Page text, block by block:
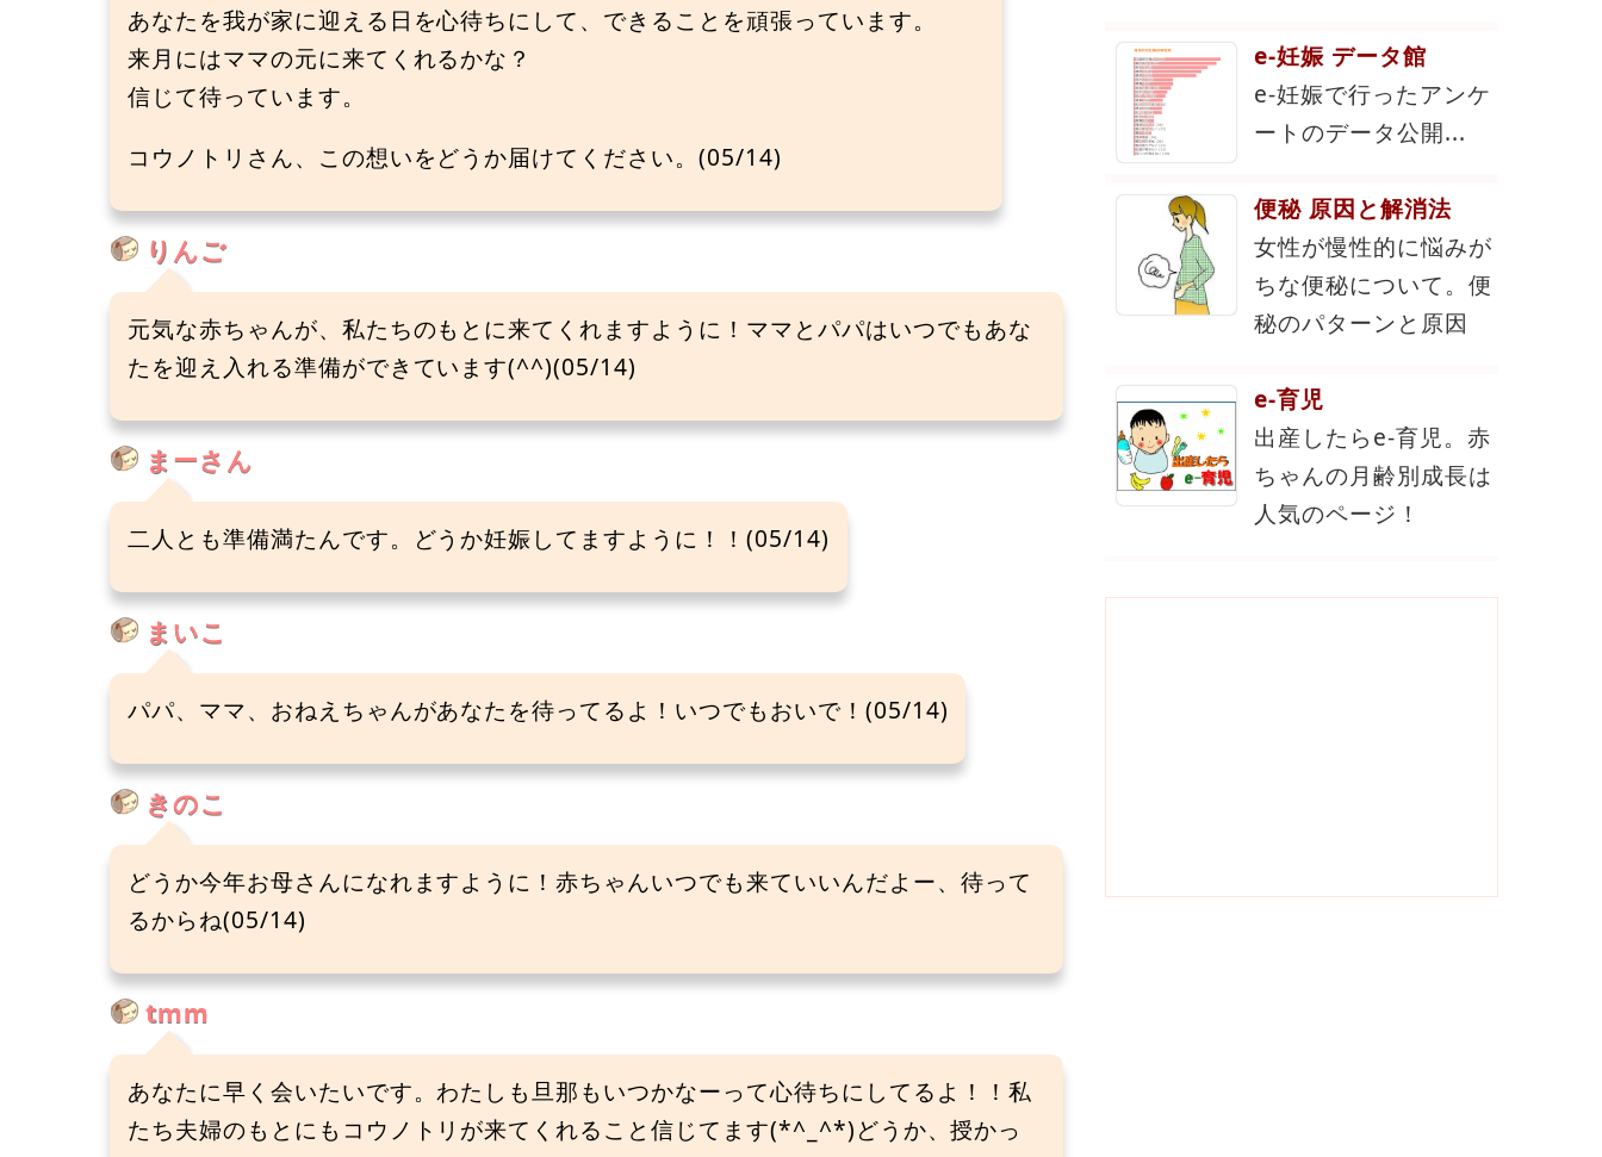
あなたを我が家に迎える日を心待ちにして、できることを頑張っています。
来月にはママの元に来てくれるかな？
信じて待っています。
コウノトリさん、この想いをどうか届けてください。(05/14)
りんご
元気な赤ちゃんが、私たちのもとに来てくれますように！ママとパパはいつでもあな
たを迎え入れる準備ができています(^^)(05/14)
まーさん
二人とも準備満たんです。どうか妊娠してますように！！(05/14)
まいこ
パパ、ママ、おねえちゃんがあなたを待ってるよ！いつでもおいで！(05/14)
きのこ
どうか今年お母さんになれますように！赤ちゃんいつでも来ていいんだよー、待って
るからね(05/14)
tmm
あなたに早く会いたいです。わたしも旦那もいつかなーって心待ちにしてるよ！！私
たち夫婦のもとにもコウノトリが来てくれること信じてます(*^_^*)どうか、授かっ
e-妊娠 データ館
e-妊娠で行ったアンケ
ートのデータ公開...
便秘 原因と解消法
女性が慢性的に悩みが
ちな便秘について。便
秘のパターンと原因
e-育児
出産したらe-育児。赤
ちゃんの月齢別成長は
人気のページ！